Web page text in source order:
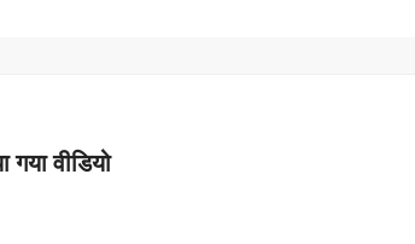
वीडियो